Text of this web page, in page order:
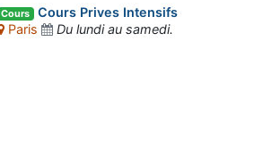
Cours Cours Prives Intensifs
Paris
Du lundi au samedi.